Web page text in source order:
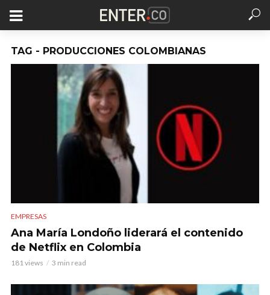
TAG - PRODUCCIONES COLOMBIANAS
EMPRESAS
Ana María Londoño liderará el contenido
de Netflix en Colombia
181 views 3 min read